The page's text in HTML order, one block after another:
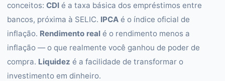
conceitos: CDI é a taxa básica dos empréstimos entre
bancos, próxima à SELIC. IPCA é o índice oficial de
inflação. Rendimento real é o rendimento menos a
inflação — o que realmente você ganhou de poder de
compra. Liquidez é a facilidade de transformar o
investimento em dinheiro.